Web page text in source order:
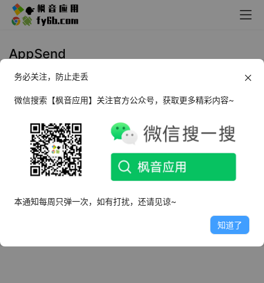
AppSend
Android AppSend 应用工具_v3.5
2024年2月17日
务必关注，防止走丢
微信搜索【枫音应用】关注官方公众号，获取更多精彩内容~
本通知每周只弹一次，如有打扰，还请见谅~
知道了